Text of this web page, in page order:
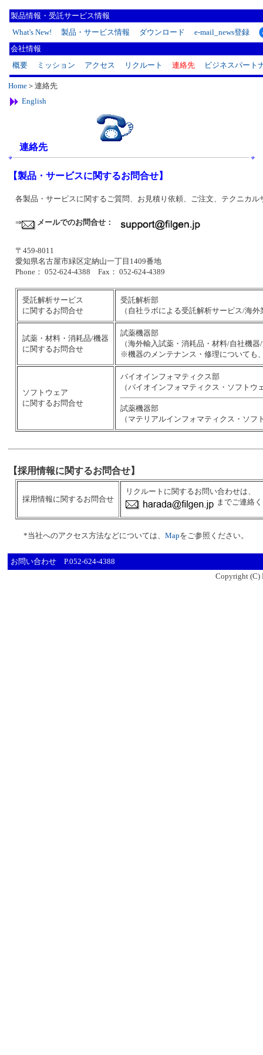
製品情報・受託サービス情報
What's New!
製品・サービス情報 ダウンロード
e-mail_news登録
会社情報
概要
ミッション アクセス リクルート 連絡先 ビジネスパート
Home ＞連絡先
English
連絡先
【製品・サービスに関するお問合せ】
各製品・サービスに関するご質問、お見積り依頼、ご注文、テクニカ
⇒ メールでのお問合せ：
〒459-8011
愛知県名古屋市緑区定納山一丁目1409番地
Phone： 052-624-4388 Fax： 052-624-4389
受託解析サービス
に関するお問合せ
受託解析部
（自社ラボによる受託解析サービス/海
試薬・材料・消耗品/機器
に関するお問合せ
試薬機器部
（海外輸入試薬・消耗品・材料/自社機
※機器のメンテナンス・修理についても
ソフトウェア
に関するお問合せ
バイオインフォマティクス部
（バイオインフォマティクス・ソフト
試薬機器部
（マテリアルインフォマティクス・ソフ
【採用情報に関するお問合せ】
採用情報に関するお問合せ
リクルートに関するお問い合わせは、
までご連絡
*当社へのアクセス方法などについては、 Mapをご参照ください。
お問い合わせ P.052-624-4388
Copyright (C)